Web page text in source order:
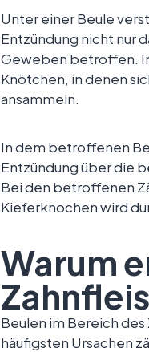
Unter einer Beule
Entzündung nicht nur
Geweben betroffen.
Knötchen, in denen
ansammeln.
In dem betroffenen
Entzündung über die
Bei den betroffenen
Kieferknochen wird
Warum
Beulen im Bereich
häufigsten Ursachen